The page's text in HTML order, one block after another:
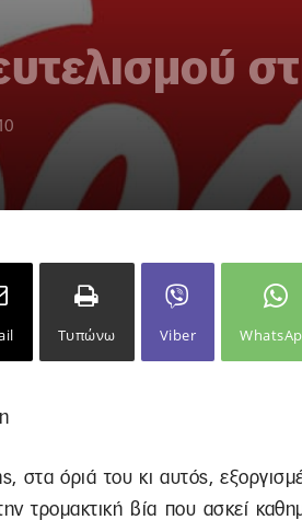
Τυπώνω Viber
στα όριά του κι αυτός,
τρομακτική βία που ασκεί